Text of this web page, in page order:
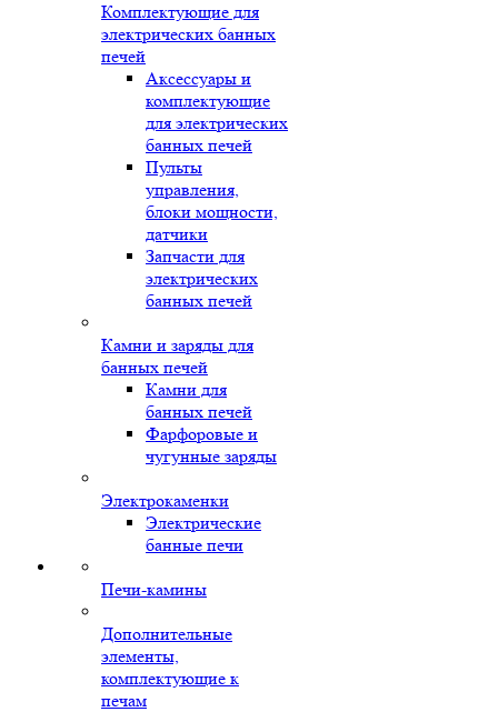
Комплектующие для
электрических банных
печей
Аксессуары и
комплектующие
для электрических
банных печей
Пульты
управления,
блоки мощности,
датчики
Запчасти для
электрических
банных печей
Камни и заряды для
банных печей
Камни для
банных печей
Фарфоровые и
чугунные заряды
Электрокаменки
Электрические
банные печи
Печи-камины
Дополнительные
элементы,
комплектующие к
печам